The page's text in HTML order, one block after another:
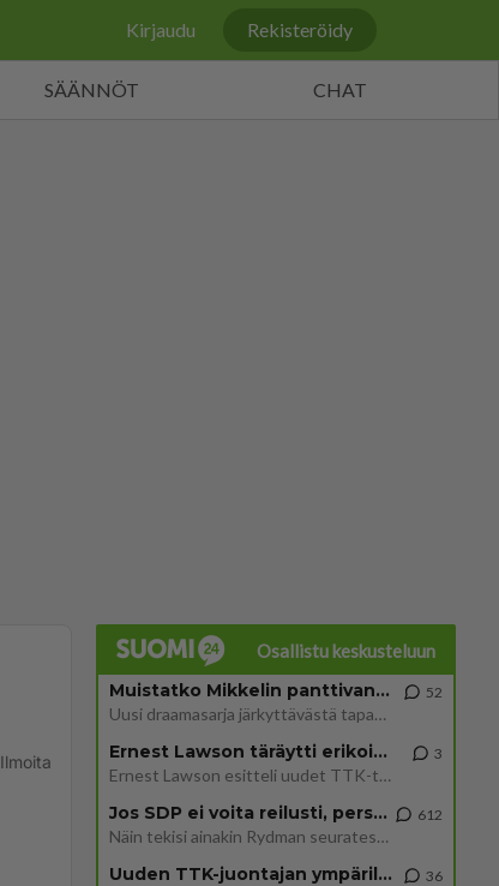
Kirjaudu Rekisteröidy
SÄÄNNÖT CHAT
Ilmoita
Osallistu keskusteluun
Muistatko Mikkelin panttivankidraaman?
Uusi draamasarja järkyttävästä tapauksesta on tulossa. Tositapahtumiin perustuva sarja ammentaa vuoden 1986 Mikkelin pan
52
Ernest Lawson täräytti erikoisen heiton TTK-lehdistötilaisuudessa: " Onko tässä tarkoituksena...?"
Ernest Lawson esitteli uudet TTK-tähtioppilaat ja opettajat torstaina 6.8. lehdistölle. Tulevalla kaudella on yksi hausk
3
Jos SDP ei voita reilusti, persut kumoavat demokratian Suomesta
Näin tekisi ainakin Rydman seuratessaan idolinsa Trumpin mallia https://www.is.fi/politiikka/art-2000012187244.html
612
Uuden TTK-juontajan ympärillä epätietoisuus sakenee - Nyt MTV hämmentää soppaa 36